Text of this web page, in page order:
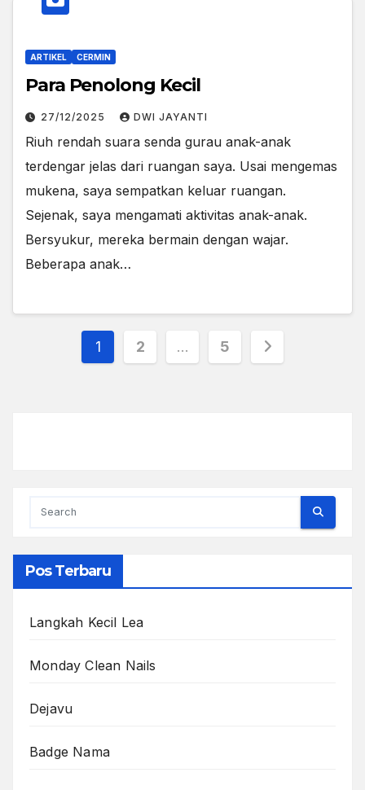
ARTIKEL CERMIN
Para Penolong Kecil
27/12/2025 DWI JAYANTI
Riuh rendah suara senda gurau anak-anak
terdengar jelas dari ruangan saya. Usai mengemas
mukena, saya sempatkan keluar ruangan.
Sejenak, saya mengamati aktivitas anak-anak.
Bersyukur, mereka bermain dengan wajar.
Beberapa anak…
Posts
1 2 … 5
Pos Terbaru
Langkah Kecil Lea
Monday Clean Nails
Dejavu
Badge Nama